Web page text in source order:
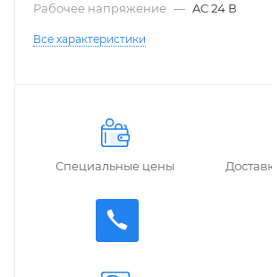
Рабочее напряжение — AC 24 В
Все характеристики
Специальные цены